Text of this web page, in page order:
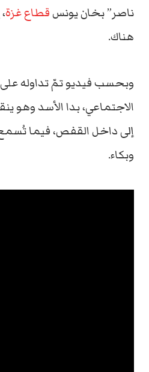
ناصر” بخان يونسقطاع غزة
هناك.
وبحسب فيديو تمّ تداوله
الاجتماعي، بدا الأسد وهو
إلى داخل القفص، فيما
وبكاء.